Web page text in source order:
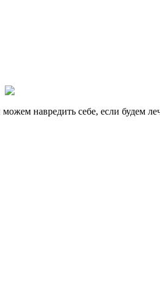
навредить себе, если будем